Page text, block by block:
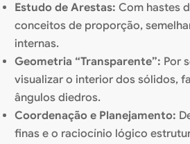
Estudo de Arestas: Com hastes
conceitos de proporção,
internas.
Geometria “Transparente”: Por
visualizar o interior dos sólidos,
ângulos diedros.
Coordenação e Planejamento:
finas e o raciocínio lógico